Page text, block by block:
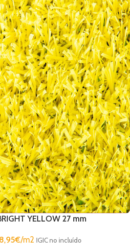
YELLOW 27 mm
€/m2 IGIC no incluído